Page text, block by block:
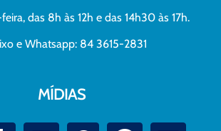
das 8h às 12h e das 14h30 às 17h.
e Whatsapp: 84 3615-2831
MÍDIAS